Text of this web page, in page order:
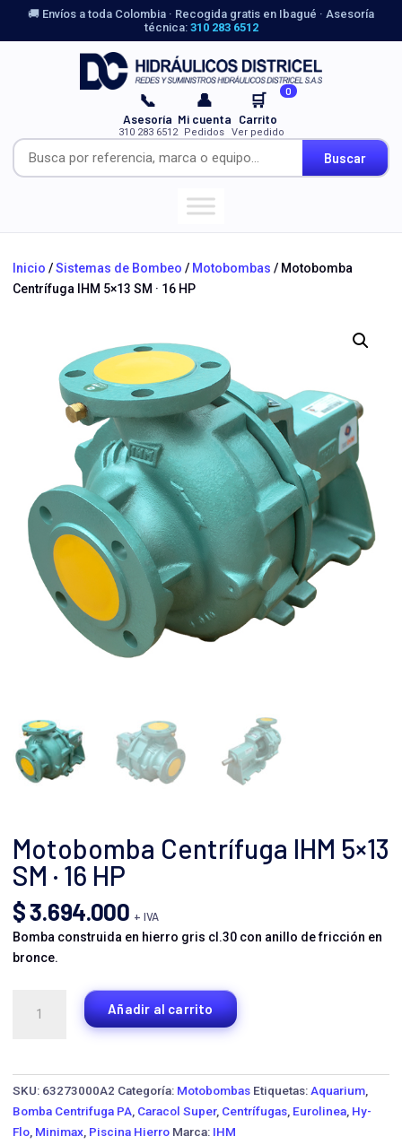
🚚 Envíos a toda Colombia · Recogida gratis en Ibagué · Asesoría
técnica: 310 283 6512
Buscar
📞
Asesoría
310 283 6512
👤
Mi cuenta
Pedidos
🛒 0
Carrito
Ver pedido
Inicio /Sistemas de Bombeo / Motobombas / Motobomba
Centrífuga IHM 5×13 SM · 16 HP
Motobomba Centrífuga IHM 5×13
SM · 16 HP
$3.694.000 + IVA
Bomba construida en hierro gris cl.30 con anillo de fricción en
bronce.
Centrífuga
Añadir al carrito
SKU: 63273000A2 Categoría: Motobombas Etiquetas: Aquarium
Bomba Centrifuga PA Caracol Super, Centrífugas Eurolinea Hy-
Flo Minimax Piscina Hierro Marca: IHM